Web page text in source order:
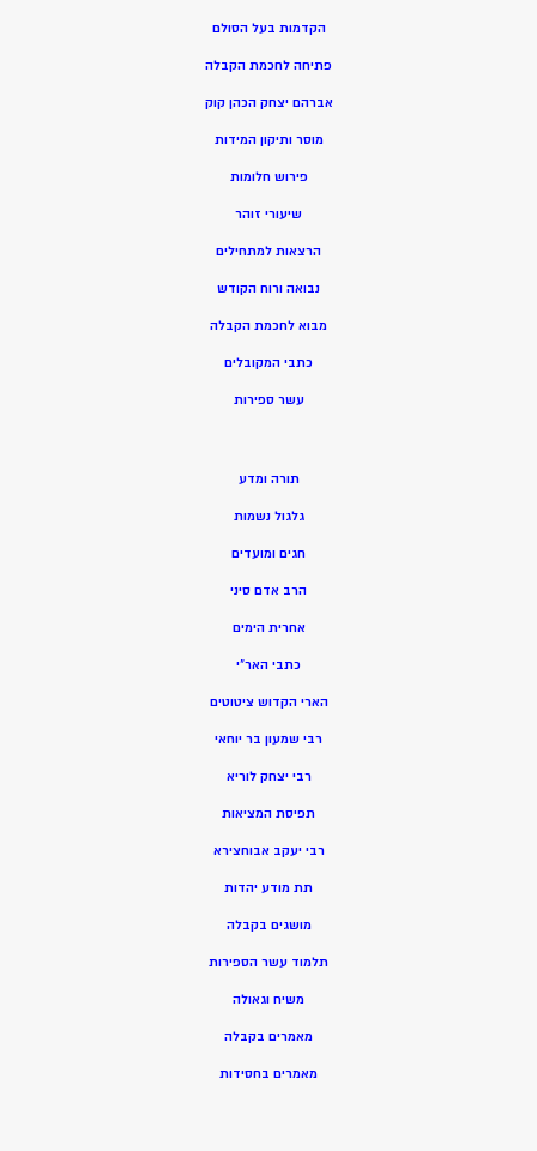
הקדמות בעל הסולם
פתיחה לחכמת הקבלה
אברהם יצחק הכהן קוק
מוסר ותיקון המידות
פירוש חלומות
שיעורי זוהר
הרצאות למתחילים
נבואה ורוח הקודש
מבוא לחכמת הקבלה
כתבי המקובלים
עשר ספירות
תורה ומדע
גלגול נשמות
חגים ומועדים
הרב אדם סיני
אחרית הימים
כתבי האר”י
הארי הקדוש ציטוטים
רבי שמעון בר יוחאי
רבי יצחק לוריא
תפיסת המציאות
רבי יעקב אבוחצירא
תת מודע יהדות
מושגים בקבלה
תלמוד עשר הספירות
משיח וגאולה
מאמרים בקבלה
מאמרים בחסידות